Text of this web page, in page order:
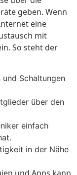
geben. Wenn
eine
mit
So steht der
Schaltungen
über den
einfach
in der Nähe